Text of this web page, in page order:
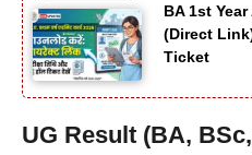
BA 1st
(Direct
Ticket
UG Result (BA,